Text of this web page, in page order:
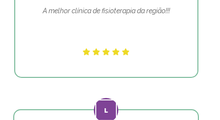
A melhor clínica de fisioterapia da região!!!